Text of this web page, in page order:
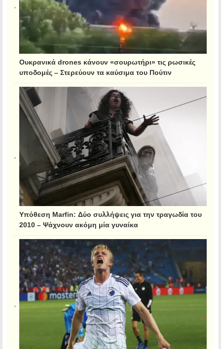
Ουκρανικά drones κάνουν «σουρωτήρι» τις ρωσικές
υποδομές – Στερεύουν τα καύσιμα του Πούτιν
Υπόθεση Marfin: Δύο συλλήψεις για την τραγωδία του
2010 – Ψάχνουν ακόμη μία γυναίκα